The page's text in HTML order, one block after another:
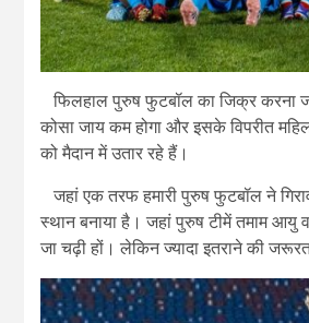
फिलहाल पुरुष फुटबॉल का जिक्र करना
कोसा जाय कम होगा और इसके विपरीत
को मैदान में उतार रहे हैं।
जहां एक तरफ हमारी पुरुष फुटबॉल ने
स्थान बनाया है। जहां पुरुष टीमें तमाम आयु
जा चढ़ी हों। लेकिन ज्यादा इतराने की